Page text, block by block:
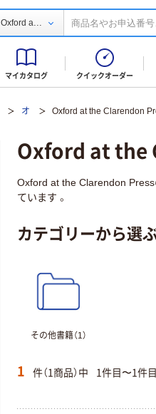
Oxford a...
マイカタログ クイックオーダー
オ Oxford at the Clarendon
Oxford at the
Oxford at the Clarendon
ています 。
カテゴリーから選
その他書籍（1）
1 件（1商品）中 1件目〜1件